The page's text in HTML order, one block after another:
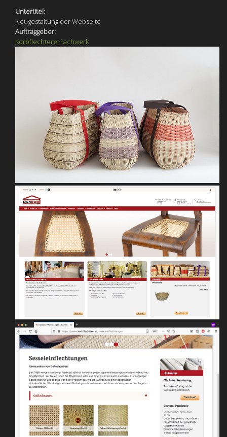
Untertitel:
Neugestaltung der Webseite
Auftraggeber:
Korbflechterei Fachwerk